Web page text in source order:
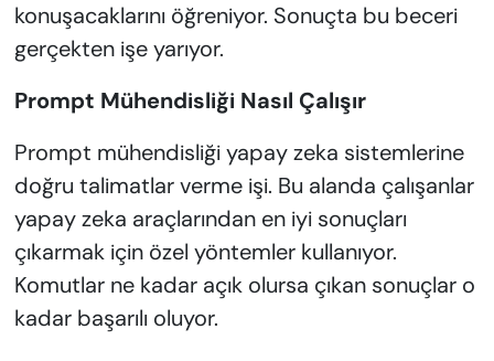
konuşacaklarını öğreniyor. Sonuçta bu beceri
gerçekten işe yarıyor.
Prompt Mühendisliği Nasıl Çalışır
Prompt mühendisliği yapay zeka sistemlerine
doğru talimatlar verme işi. Bu alanda çalışanlar
yapay zeka araçlarından en iyi sonuçları
çıkarmak için özel yöntemler kullanıyor.
Komutlar ne kadar açık olursa çıkan sonuçlar o
kadar başarılı oluyor.